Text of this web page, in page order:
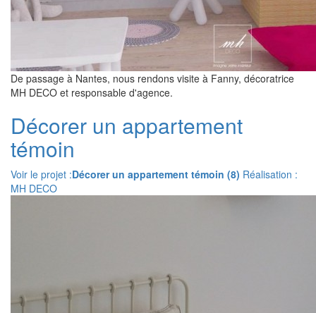
De passage à Nantes, nous rendons visite à Fanny, décoratrice
MH DECO et responsable d'agence.
Décorer un appartement
témoin
Voir le projet :Décorer un appartement témoin (8) Réalisation :
MH DECO